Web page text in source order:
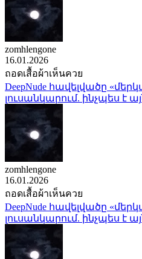
zomhlengone
16.01.2026
ถอดเสื้อผ้าเห็นควย
DeepNude հավելվածը
լուսանկարում. ինչպես է
zomhlengone
16.01.2026
ถอดเสื้อผ้าเห็นควย
DeepNude հավելվածը
լուսանկարում. ինչպես է